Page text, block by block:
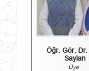
Öğr. Gör. Dr.
Saylan
Üye